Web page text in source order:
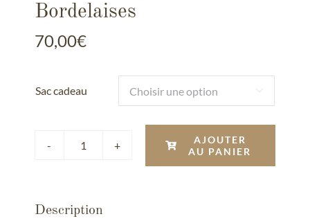
Bordelaises
70,00€
Sac cadeau 
quantité
-
AJOUTER
AU PANIER
Description